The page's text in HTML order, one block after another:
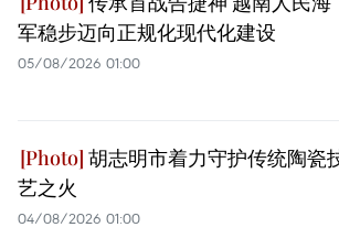
军稳步迈向正规化现代化建设
05/08/2026 01:00
胡志明市着力守护传统陶瓷
艺之火
04/08/2026 01:00